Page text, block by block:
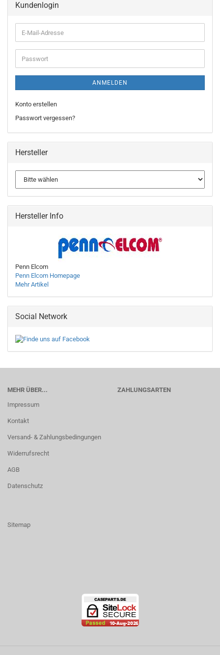
Kundenlogin
ANMELDEN
Konto erstellen
Passwort vergessen?
Hersteller
Hersteller Info
Penn Elcom
Penn Elcom Homepage
Mehr Artikel
Social Network
MEHR ÜBER...
Impressum
Kontakt
Versand- & Zahlungsbedingungen
Widerrufsrecht
AGB
Datenschutz
ZAHLUNGSARTEN
Sitemap